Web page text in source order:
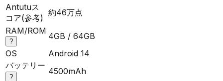
Antutuス
コア(参考)
約46万点
RAM/ROM
?
4GB / 64GB
OS
Android 14
バッテリー
?
4500mAh